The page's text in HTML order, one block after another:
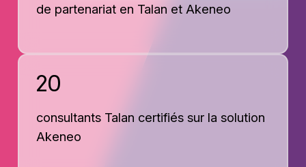
de partenariat en Talan et Akeneo
20
consultants Talan certifiés sur la solution
Akeneo